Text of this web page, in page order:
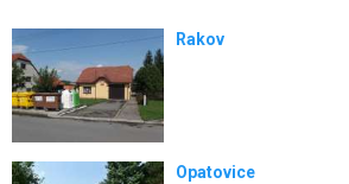
Rakov
Opatovice